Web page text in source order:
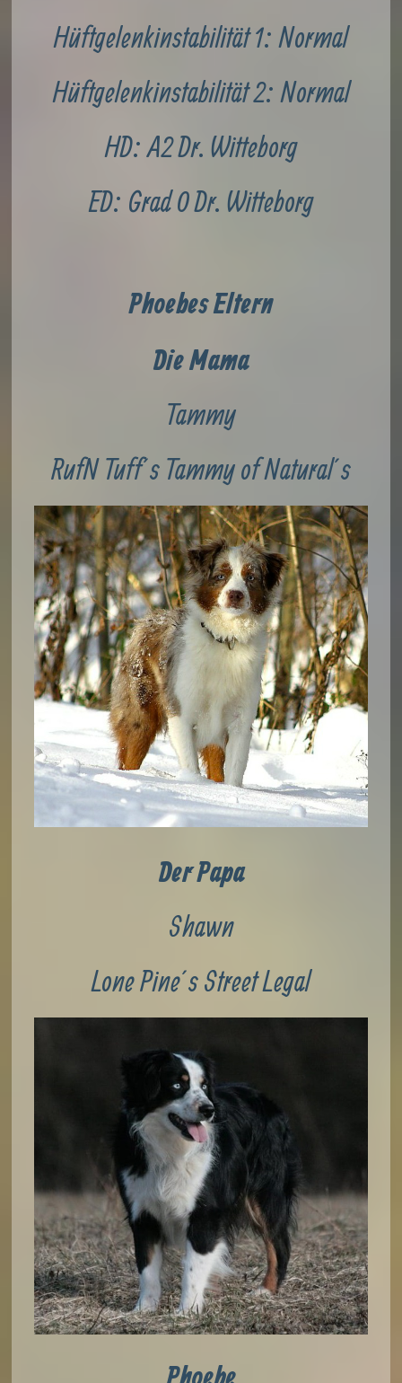
Hüftgelenkinstabilität 1: Normal
Hüftgelenkinstabilität 2: Normal
HD: A2 Dr. Witteborg
ED: Grad 0 Dr. Witteborg
Phoebes Eltern
Die Mama
Tammy
RufN Tuff´s Tammy of Natural´s
Der Papa
Shawn
Lone Pine´s Street Legal